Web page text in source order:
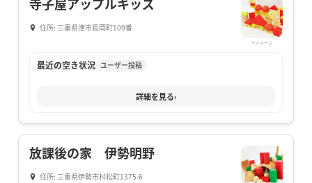
住所: 三重県津市長岡町109番
※イメージ
最近の空き状況 ユーザー投稿
詳細を見る›
放課後の家 伊勢明野
住所: 三重県伊勢市村松町1375-6